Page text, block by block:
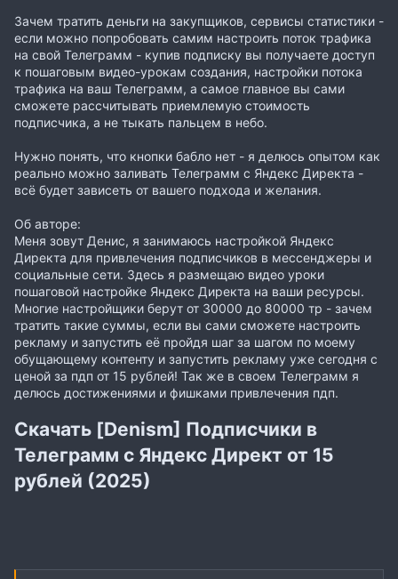
Зачем тратить деньги на закупщиков, сервисы статистики -
если можно попробовать самим настроить поток трафика
на свой Телеграмм - купив подписку вы получаете доступ
к пошаговым видео-урокам создания, настройки потока
трафика на ваш Телеграмм, а самое главное вы сами
сможете рассчитывать приемлемую стоимость
подписчика, а не тыкать пальцем в небо.
Нужно понять, что кнопки бабло нет - я делюсь опытом как
реально можно заливать Телеграмм с Яндекс Директа -
всё будет зависеть от вашего подхода и желания.
Об авторе:
Меня зовут Денис, я занимаюсь настройкой Яндекс
Директа для привлечения подписчиков в мессенджеры и
социальные сети. Здесь я размещаю видео уроки
пошаговой настройке Яндекс Директа на ваши ресурсы.
Многие настройщики берут от 30000 до 80000 тр - зачем
тратить такие суммы, если вы сами сможете настроить
рекламу и запустить её пройдя шаг за шагом по моему
обущающему контенту и запустить рекламу уже сегодня с
ценой за пдп от 15 рублей! Так же в своем Телеграмм я
делюсь достижениями и фишками привлечения пдп.
Скачать [Denism] Подписчики в
Телеграмм с Яндекс Директ от 15
рублей (2025)